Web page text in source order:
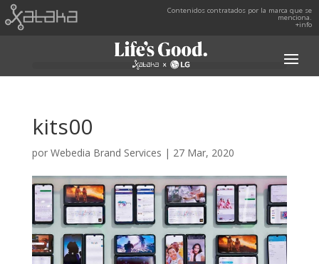
Contenidos contratados por la marca que se
menciona.
+info
kits00
por Webedia Brand Services | 27 Mar, 2020